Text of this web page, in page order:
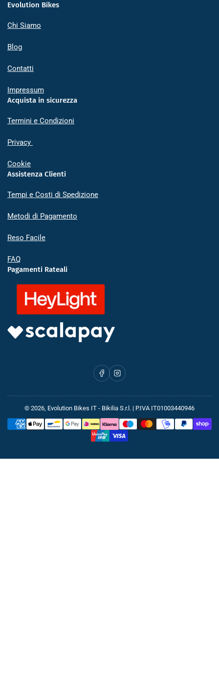
Evolution Bikes
Chi Siamo
Blog
Contatti
Impressum
Acquista in sicurezza
Termini e Condizioni
Privacy
Cookie
Assistenza Clienti
Tempi e Costi di Spedizione
Metodi di Pagamento
Reso Facile
FAQ
Pagamenti Rateali
FacebookInstagram
© 2026, Evolution Bikes IT - Bikilia S.r.l. | P.IVA IT01003440946
Metodi
di
pagamento